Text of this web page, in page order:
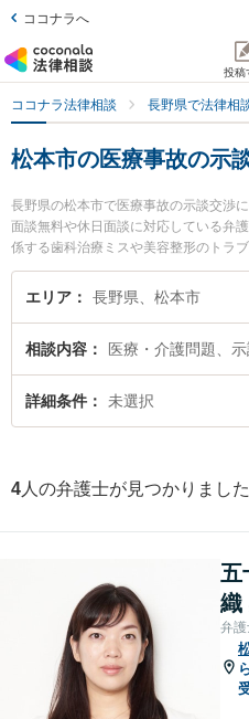
ココナラへ
投稿
ココナラ法律相談 長野県で法律相
松本市の医療事故の示
長野県の松本市で医療事故の示談交渉
面談無料や休日面談に対応している弁
係する歯科治療ミスや美容整形のトラ
の絞り込み検索もでき便利です。特に
弁護士や西村誠法律事務所の西村 誠弁
護士に相談したい』『医療事故の示談
弁護士を検索したい』『初回相談無料
松本市内の弁護士に相談予約したい』
エリア 長野県、松本市
相談内容 医療・介護問題、示
詳細条件 未選択
4 人の弁護士が見つかりました
五
織
弁